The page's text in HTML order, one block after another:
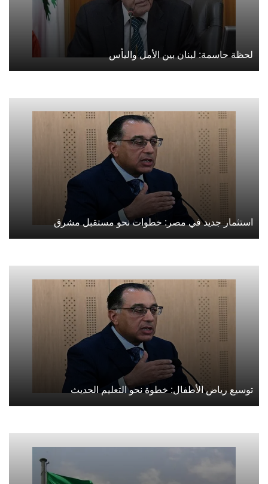
لحظة حاسمة: لبنان بين الأمل واليأس
استثمار جديد في مصر: خطوات نحو مستقبل مشرق
توسيع رياض الأطفال: خطوة نحو التعليم الحديث